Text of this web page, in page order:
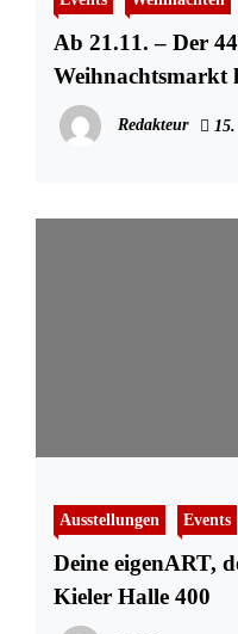
Ab 21.11. – Der
Weihnachtsmarkt
Redakteur
Ausstellungen Events
Deine eigenART,
Kieler Halle 400